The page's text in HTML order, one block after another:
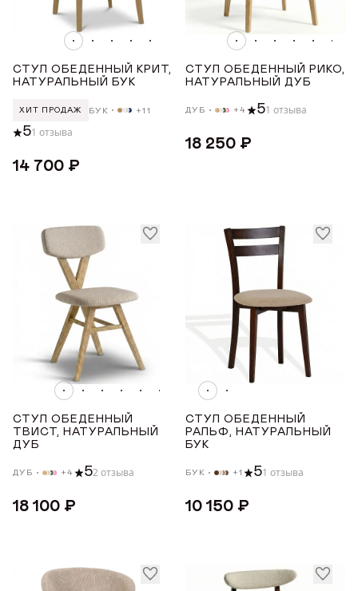
ДИЗАЙНЕРАМ
ДИЛЕРАМ
КОНТАКТЫ
О ФАБРИКЕ
История
Награды
Телепроекты
YoutubeTelegram Яндекс Ритм Pinterest
Показать все
МЕХАНИЗМ
Изделие в сборе
Прикрутить к сиденью ножки
Нет
МАТЕРИАЛ
МАТЕРИАЛ ОПОР
Бук
СТРАНА ПРОИЗВОДСТВА
СТУЛ ОБЕДЕННЫЙ КРИТ,
НАТУРАЛЬНЫЙ БУК
ХИТ ПРОДАЖ БУК +11
51 отзыва
14 700 ₽
СТУЛ ОБЕДЕННЫЙ РИКО,
НАТУРАЛЬНЫЙ ДУБ
ДУБ +4 51 отзыва
18 250 ₽
СТУЛ ОБЕДЕННЫЙ
ТВИСТ, НАТУРАЛЬНЫЙ
ДУБ
ДУБ +4 52 отзыва
18 100 ₽
СТУЛ ОБЕДЕННЫЙ
РАЛЬФ, НАТУРАЛЬНЫЙ
БУК
БУК +1 51 отзыва
10 150 ₽